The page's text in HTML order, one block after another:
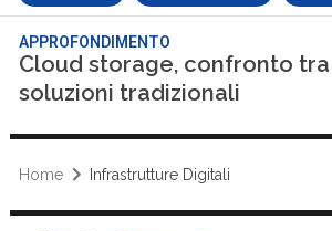
APPROFONDIMENTO
Cloud storage, confronto
soluzioni tradizionali
Home Infrastrutture Digitali